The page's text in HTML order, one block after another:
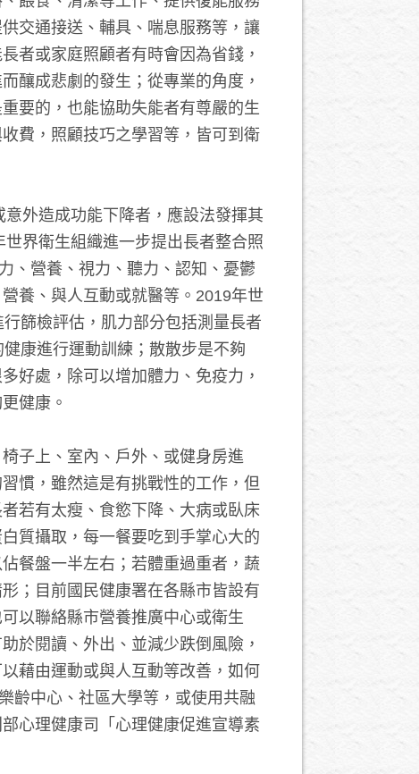
交通接送、輔具、喘息服務等，讓
者或家庭照顧者有時會因為省錢，
釀成悲劇的發生；從專業的角度，
要的，也能協助失能者有尊嚴的生
費，照顧技巧之學習等，皆可到衛
外造成功能下降者，應設法發揮其
界衛生組織進一步提出長者整合照
、營養、視力、聽力、認知、憂鬱
養、與人互動或就醫等。2019年世
篩檢評估，肌力部分包括測量長者
康進行運動訓練；散散步是不夠
好處，除可以增加體力、免疫力，
健康。
子上、室內、戶外、或健身房進
慣，雖然這是有挑戰性的工作，但
若有太瘦、食慾下降、大病或臥床
質攝取，每一餐要吃到手掌心大的
餐盤一半左右；若體重過重者，蔬
；目前國民健康署在各縣市皆設有
以聯絡縣市營養推廣中心或衛生
於閱讀、外出、並減少跌倒風險，
藉由運動或與人互動等改善，如何
齡中心、社區大學等，或使用共融
心理健康司「心理健康促進宣導素